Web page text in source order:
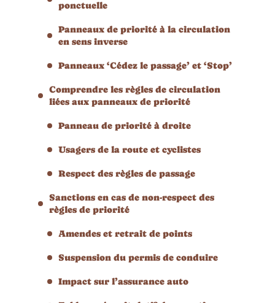
ponctuelle
Panneaux de priorité à la circulation
en sens inverse
Panneaux ‘Cédez le passage’ et ‘Stop’
Comprendre les règles de circulation
liées aux panneaux de priorité
Panneau de priorité à droite
Usagers de la route et cyclistes
Respect des règles de passage
Sanctions en cas de non-respect des
règles de priorité
Amendes et retrait de points
Suspension du permis de conduire
Impact sur l’assurance auto